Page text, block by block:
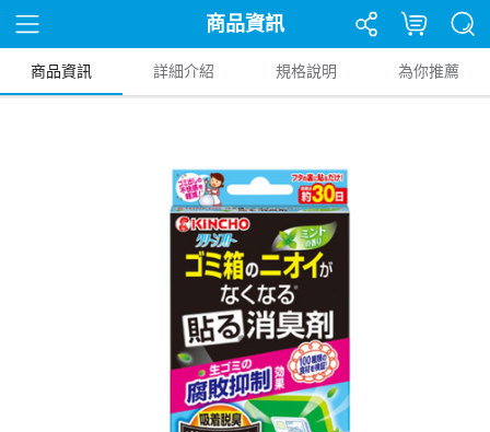
商品資訊
商品資訊 詳細介紹 規格說明 為你推薦